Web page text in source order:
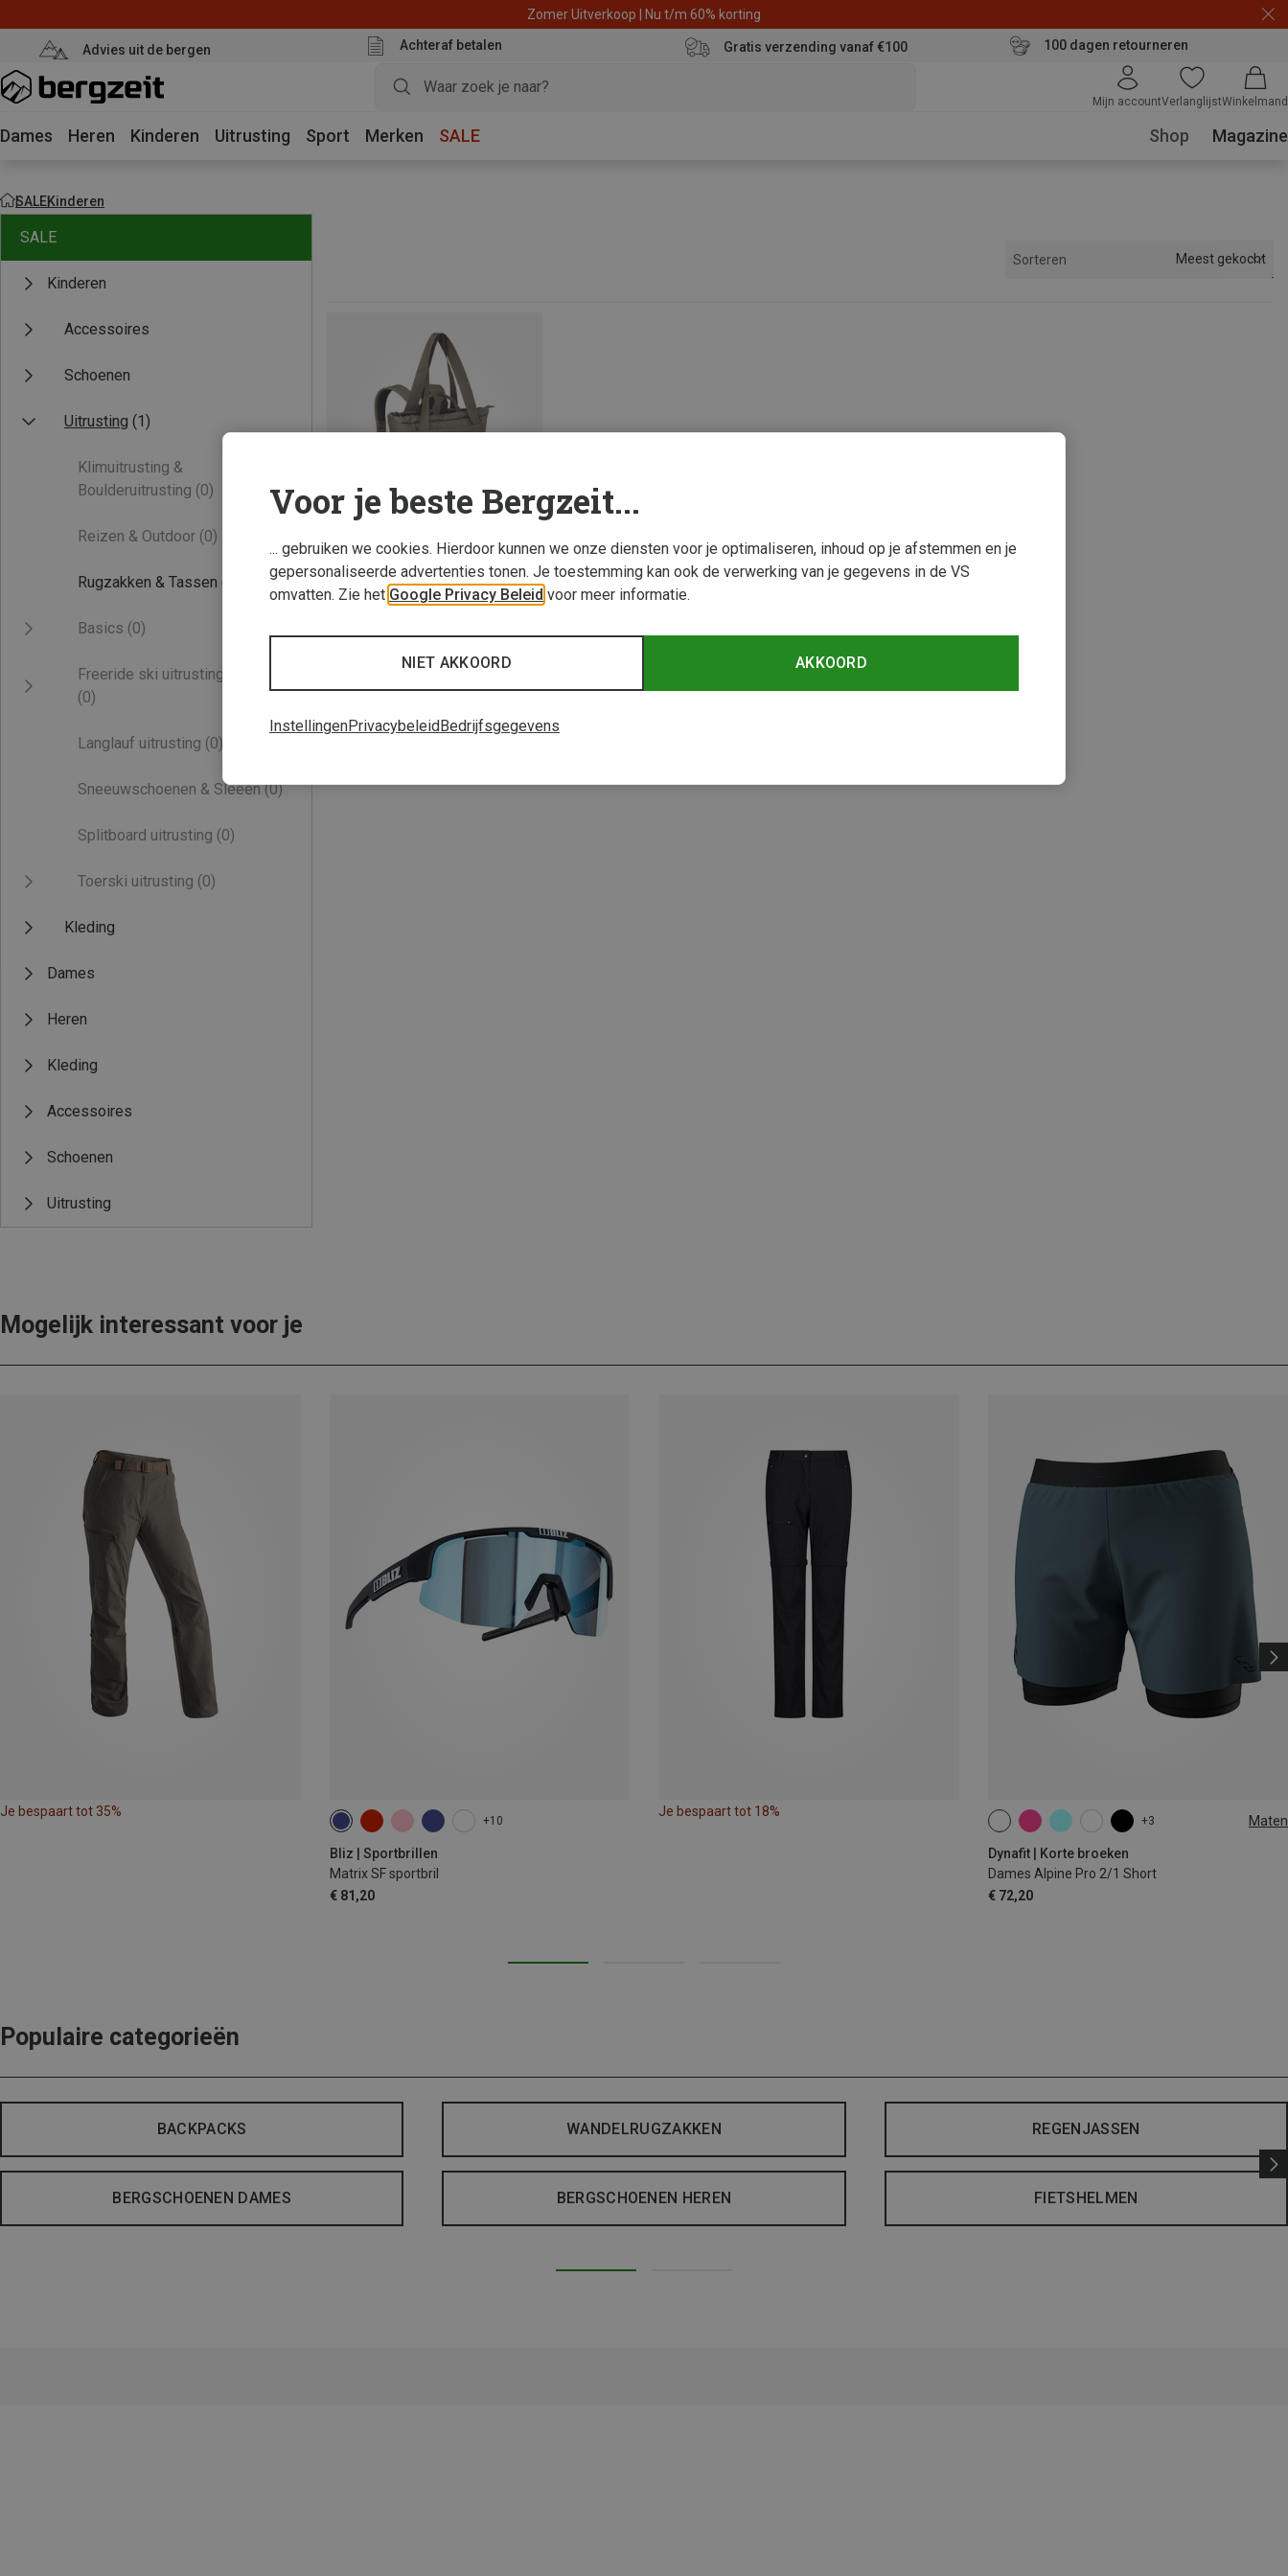
Zomer Uitverkoop | Nu t/m 60% korting
Advies uit de bergen Achteraf betalen Gratis verzending vanaf €100 100 dagen retourneren
Mijn accountVerlanglijstWinkelmand
Dames Heren Kinderen Uitrusting Sport Merken SALE Shop Magazine
SALEKinderen
SALE
Kinderen
Accessoires
Schoenen
Uitrusting (1)
Klimuitrusting &
Boulderuitrusting (0)
Reizen & Outdoor (0)
Rugzakken & Tassen (1)
Basics (0)
Freeride ski uitrusting
(0)
Langlauf uitrusting (0)
Sneeuwschoenen & Sleeën (0)
Splitboard uitrusting (0)
Toerski uitrusting (0)
Kleding
Dames
Heren
Kleding
Accessoires
Schoenen
Uitrusting
Sorteren Meest gekocht
Mogelijk interessant voor je
Je bespaart tot 35%
+10
Bliz | Sportbrillen
Matrix SF sportbril
€ 81,20
Je bespaart tot 18%
+3 Maten
Dynafit | Korte broeken
Dames Alpine Pro 2/1 Short
€ 72,20
XS S M XL
Populaire categorieën
BACKPACKS WANDELRUGZAKKEN REGENJASSEN
BERGSCHOENEN DAMES BERGSCHOENEN HEREN FIETSHELMEN
Voor je beste Bergzeit...
... gebruiken we cookies. Hierdoor kunnen we onze diensten voor je optimaliseren, inhoud op je afstemmen en je
gepersonaliseerde advertenties tonen. Je toestemming kan ook de verwerking van je gegevens in de VS
omvatten. Zie het Google Privacy Beleid voor meer informatie.
AKKOORD
NIET AKKOORD
InstellingenPrivacybeleidBedrijfsgegevens